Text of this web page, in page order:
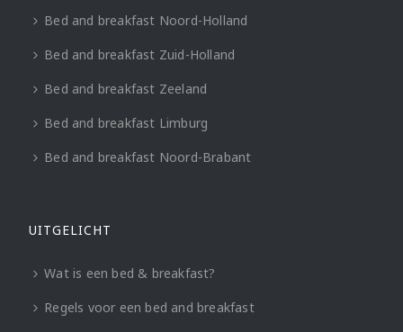
Bed and breakfast Noord-Holland
Bed and breakfast Zuid-Holland
Bed and breakfast Zeeland
Bed and breakfast Limburg
Bed and breakfast Noord-Brabant
UITGELICHT
Wat is een bed & breakfast?
Regels voor een bed and breakfast